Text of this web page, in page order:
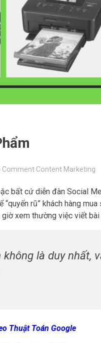
Comment Content Marketing
bất cứ diễn đàn Social
“quyến rũ” khách hàng
xem thường việc viết
không là duy nhất,
Thuật Toán Google